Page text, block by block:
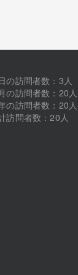
の訪問者数：3人
の訪問者数：20人
の訪問者数：20人
訪問者数：20人